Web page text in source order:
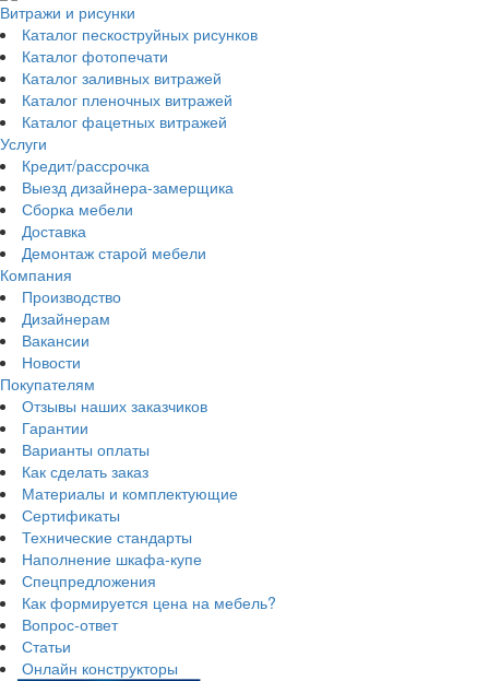
Витражи и рисунки
Каталог пескоструйных рисунков
Каталог фотопечати
Каталог заливных витражей
Каталог пленочных витражей
Каталог фацетных витражей
Услуги
Кредит/рассрочка
Выезд дизайнера-замерщика
Сборка мебели
Доставка
Демонтаж старой мебели
Компания
Производство
Дизайнерам
Вакансии
Новости
Покупателям
Отзывы наших заказчиков
Гарантии
Варианты оплаты
Как сделать заказ
Материалы и комплектующие
Сертификаты
Технические стандарты
Наполнение шкафа-купе
Спецпредложения
Как формируется цена на мебель?
Вопрос-ответ
Статьи
Онлайн конструкторы